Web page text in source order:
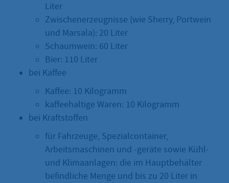
Liter
Zwischenerzeugnisse (wie Sherry, Portwein
und Marsala): 20 Liter
Schaumwein: 60 Liter
Bier: 110 Liter
bei Kaffee
Kaffee: 10 Kilogramm
kaffeehaltige Waren: 10 Kilogramm
bei Kraftstoffen
für Fahrzeuge, Spezialcontainer,
Arbeitsmaschinen und -geräte sowie Kühl-
und Klimaanlagen: die im Hauptbehälter
befindliche Menge und bis zu 20 Liter in